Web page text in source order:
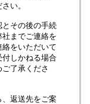
い。
その後の手続
までご連絡を
をいただいて
付しかねる場合
了承くださ
返送先をご案